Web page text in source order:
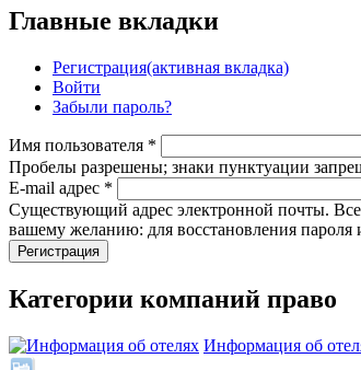
Главные вкладки
Регистрация(активная вкладка)
Войти
Забыли пароль?
Имя пользователя *
Пробелы разрешены; знаки пунктуации
E-mail адрес *
Существующий адрес электронной почты. Все
вашему желанию: для восстановления
Категории компаний право
Информация об